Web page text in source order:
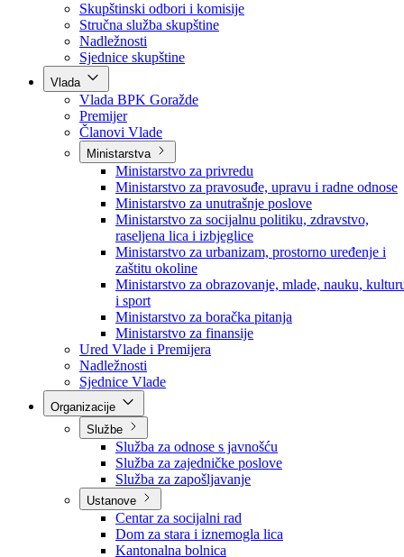
Poslanici po strankama
Poslanici po klubovima naroda
Kolegij skupštine
Skupštinski odbori i komisije
Stručna služba skupštine
Nadležnosti
Sjednice skupštine
Vlada
Vlada BPK Goražde
Premijer
Članovi Vlade
Ministarstva
Ministarstvo za privredu
Ministarstvo za pravosuđe, upravu i radne odnose
Ministarstvo za unutrašnje poslove
Ministarstvo za socijalnu politiku, zdravstvo,
raseljena lica i izbjeglice
Ministarstvo za urbanizam, prostorno uređenje i
zaštitu okoline
Ministarstvo za obrazovanje, mlade, nauku,
i sport
Ministarstvo za boračka pitanja
Ministarstvo za finansije
Ured Vlade i Premijera
Nadležnosti
Sjednice Vlade
Službe
Služba za odnose s javnošću
Služba za zajedničke poslove
Služba za zapošljavanje
Ustanove